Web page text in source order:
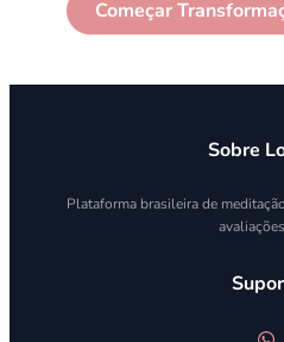
Começar
Sobre
Plataforma brasileira de